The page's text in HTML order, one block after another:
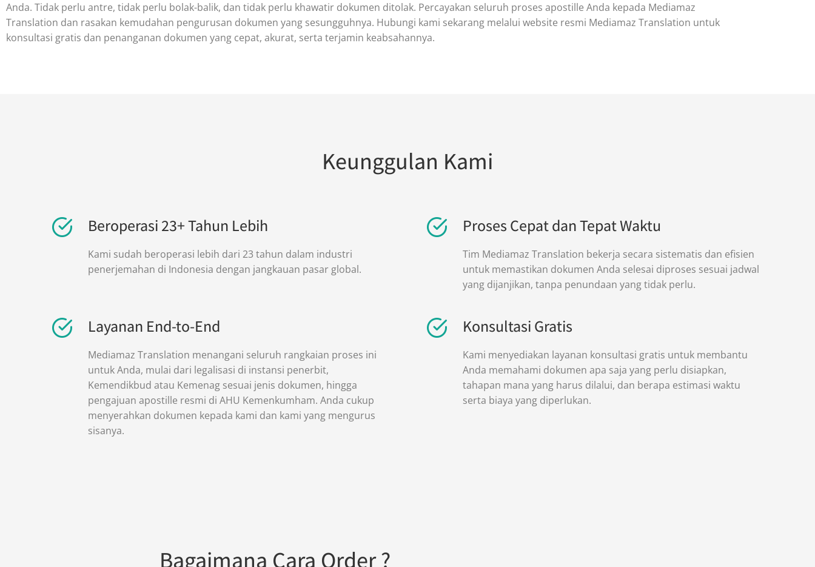
Anda. Tidak perlu antre, tidak perlu bolak-balik, dan tidak perlu khawatir dokumen ditolak. Percayakan seluruh proses apostille Anda kepada Mediamaz
Translation dan rasakan kemudahan pengurusan dokumen yang sesungguhnya. Hubungi kami sekarang melalui website resmi Mediamaz Translation untuk
konsultasi gratis dan penanganan dokumen yang cepat, akurat, serta terjamin keabsahannya.
Keunggulan Kami
Beroperasi 23+ Tahun Lebih
Kami sudah beroperasi lebih dari 23 tahun dalam industri
penerjemahan di Indonesia dengan jangkauan pasar global.
Proses Cepat dan Tepat Waktu
Tim Mediamaz Translation bekerja secara sistematis dan efisien
untuk memastikan dokumen Anda selesai diproses sesuai jadwal
yang dijanjikan, tanpa penundaan yang tidak perlu.
Layanan End-to-End
Mediamaz Translation menangani seluruh rangkaian proses ini
untuk Anda, mulai dari legalisasi di instansi penerbit,
Kemendikbud atau Kemenag sesuai jenis dokumen, hingga
pengajuan apostille resmi di AHU Kemenkumham. Anda cukup
menyerahkan dokumen kepada kami dan kami yang mengurus
sisanya.
Konsultasi Gratis
Kami menyediakan layanan konsultasi gratis untuk membantu
Anda memahami dokumen apa saja yang perlu disiapkan,
tahapan mana yang harus dilalui, dan berapa estimasi waktu
serta biaya yang diperlukan.
Bagaimana Cara Order ?